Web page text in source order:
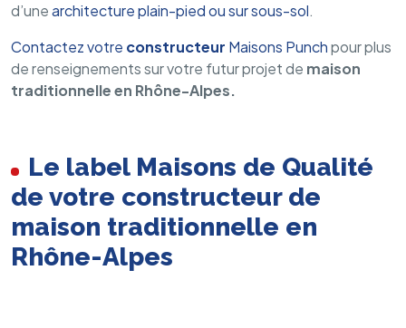
d’unearchitecture plain-pied ou sur sous-sol.
Contactez votre constructeur Maisons Punchpour plus
de renseignements sur votre futur projet de maison
traditionnelle en Rhône-Alpes.
Le label Maisons de Qualité
de votre constructeur de
maison traditionnelle en
Rhône-Alpes